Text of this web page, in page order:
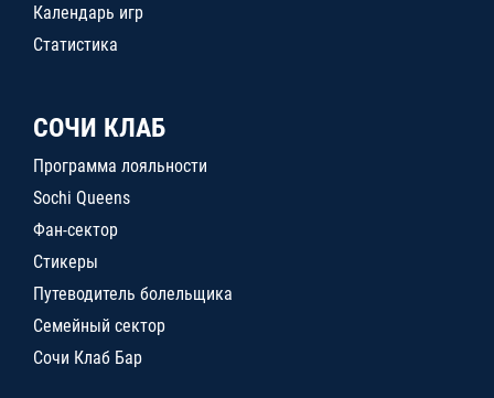
Календарь игр
Статистика
СОЧИ КЛАБ
Программа лояльности
Sochi Queens
Фан-сектор
Стикеры
Путеводитель болельщика
Семейный сектор
Сочи Клаб Бар